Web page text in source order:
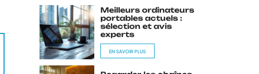
Meilleurs ordinateurs
portables actuels :
sélection et avis
experts
EN SAVOIR PLUS